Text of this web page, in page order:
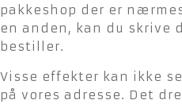
pakkeshop der er
en anden, kan du skrive
bestiller.
Visse effekter kan ikke
på vores adresse. Det